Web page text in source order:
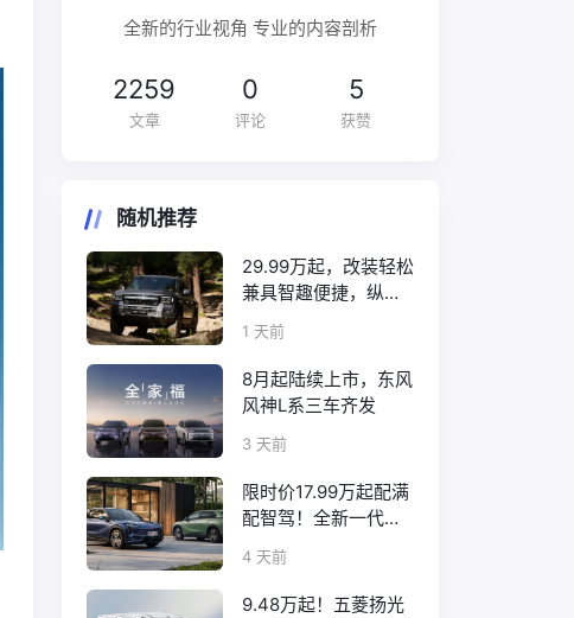
全新的行业视角 专业的内容剖析
2259
文章
0
评论
5
获赞
随机推荐
29.99万起，改装轻松
兼具智趣便捷，纵横
F700上市
1 天前
8月起陆续上市，东风
风神L系三车齐发
3 天前
限时价17.99万起配满
配智驾！全新一代天
工08正式上市
4 天前
9.48万起！五菱扬光